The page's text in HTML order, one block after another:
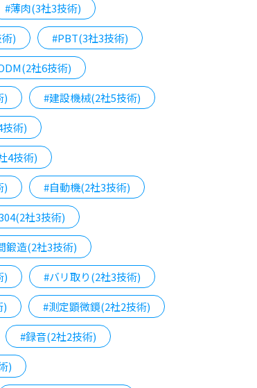
#薄肉(3社3技術)
) #PBT(3社3技術)
社6技術)
) #建設機械(2社5技術)
術)
4技術)
) #自動機(2社3技術)
社3技術)
鍛造(2社3技術)
) #バリ取り(2社3技術)
) #測定顕微鏡(2社2技術)
#録音(2社2技術)
)